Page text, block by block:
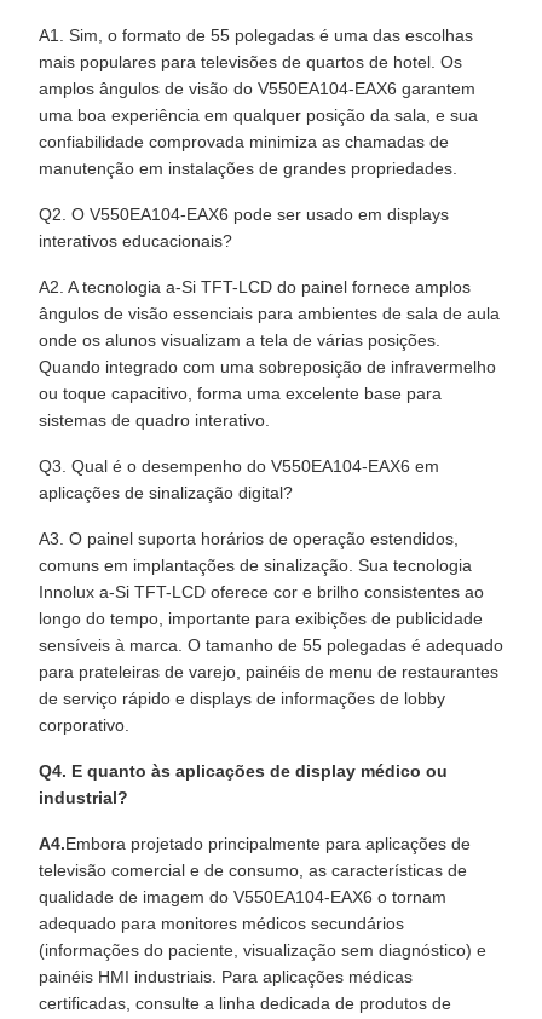
A1. Sim, o formato de 55 polegadas é uma das escolhas
mais populares para televisões de quartos de hotel. Os
amplos ângulos de visão do V550EA104-EAX6 garantem
uma boa experiência em qualquer posição da sala, e sua
confiabilidade comprovada minimiza as chamadas de
manutenção em instalações de grandes propriedades.
Q2. O V550EA104-EAX6 pode ser usado em displays
interativos educacionais?
A2. A tecnologia a-Si TFT-LCD do painel fornece amplos
ângulos de visão essenciais para ambientes de sala de aula
onde os alunos visualizam a tela de várias posições.
Quando integrado com uma sobreposição de infravermelho
ou toque capacitivo, forma uma excelente base para
sistemas de quadro interativo.
Q3. Qual é o desempenho do V550EA104-EAX6 em
aplicações de sinalização digital?
A3. O painel suporta horários de operação estendidos,
comuns em implantações de sinalização. Sua tecnologia
Innolux a-Si TFT-LCD oferece cor e brilho consistentes ao
longo do tempo, importante para exibições de publicidade
sensíveis à marca. O tamanho de 55 polegadas é adequado
para prateleiras de varejo, painéis de menu de restaurantes
de serviço rápido e displays de informações de lobby
corporativo.
Q4. E quanto às aplicações de display médico ou
industrial?
A4.Embora projetado principalmente para aplicações de
televisão comercial e de consumo, as características de
qualidade de imagem do V550EA104-EAX6 o tornam
adequado para monitores médicos secundários
(informações do paciente, visualização sem diagnóstico) e
painéis HMI industriais. Para aplicações médicas
certificadas, consulte a linha dedicada de produtos de